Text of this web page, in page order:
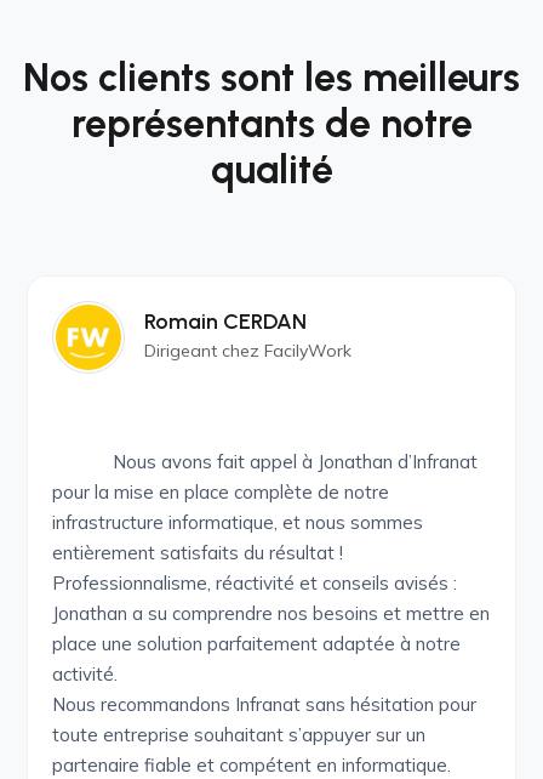
Nos clients sont les meilleurs
représentants de notre
qualité
Romain CERDAN
Dirigeant chez FacilyWork
Nous avons fait appel à Jonathan d’Infranat
pour la mise en place complète de notre
infrastructure informatique, et nous sommes
entièrement satisfaits du résultat !
Professionnalisme, réactivité et conseils avisés :
Jonathan a su comprendre nos besoins et mettre en
place une solution parfaitement adaptée à notre
activité.
Nous recommandons Infranat sans hésitation pour
toute entreprise souhaitant s’appuyer sur un
partenaire fiable et compétent en informatique.